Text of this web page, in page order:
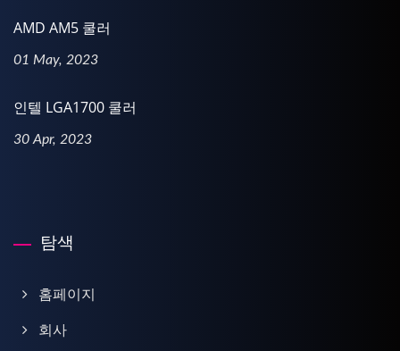
AMD AM5 쿨러
01 May, 2023
인텔 LGA1700 쿨러
30 Apr, 2023
탐색
홈페이지
회사